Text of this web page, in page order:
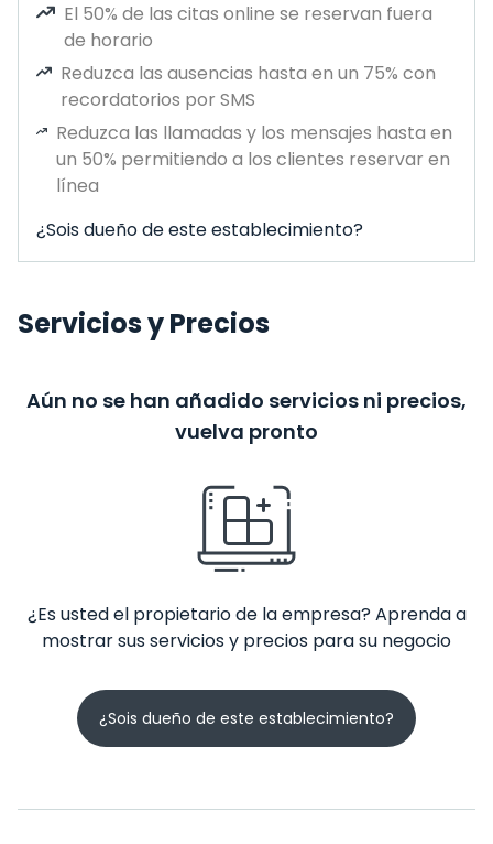
El 50% de las citas online se reservan fuera
de horario
Reduzca las ausencias hasta en un 75% con
recordatorios por SMS
Reduzca las llamadas y los mensajes hasta en
un 50% permitiendo a los clientes reservar en
línea
¿Sois dueño de este establecimiento?
Servicios y Precios
Aún no se han añadido servicios ni precios,
vuelva pronto
¿Es usted el propietario de la empresa? Aprenda a
mostrar sus servicios y precios para su negocio
¿Sois dueño de este establecimiento?